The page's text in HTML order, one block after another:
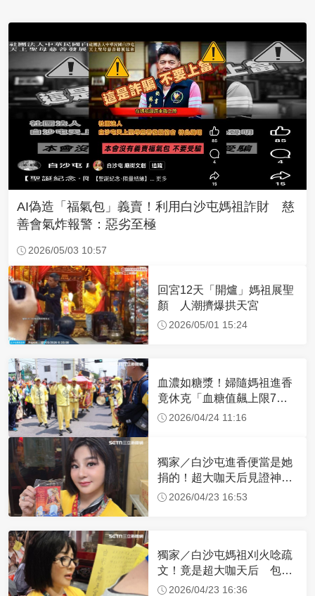
AI偽造「福氣包」義賣！利用白沙屯媽祖詐財 慈
善會氣炸報警：惡劣至極
2026/05/03 10:57
回宮12天「開爐」媽祖展聖
顏 人潮擠爆拱天宮
2026/05/01 15:24
血濃如糖漿！婦隨媽祖進香
竟休克「血糖值飆上限7
倍」 醫曝原因
2026/04/24 11:16
獨家／白沙屯進香便當是她
捐的！超大咖天后見證神
蹟 一靠近媽祖就爆哭
2026/04/23 16:53
獨家／白沙屯媽祖刈火唸疏
文！竟是超大咖天后 包尿
布忍尿5小時不喊累
2026/04/23 16:36